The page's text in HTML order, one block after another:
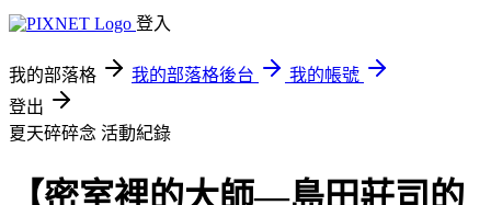
登入
我的部落格 我的部落格後台
我的帳號
登出
夏天碎碎念 活動紀錄
【密室裡的大師—島田莊司的